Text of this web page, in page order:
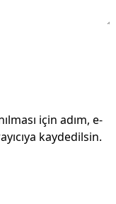
için adım, e-
kaydedilsin.